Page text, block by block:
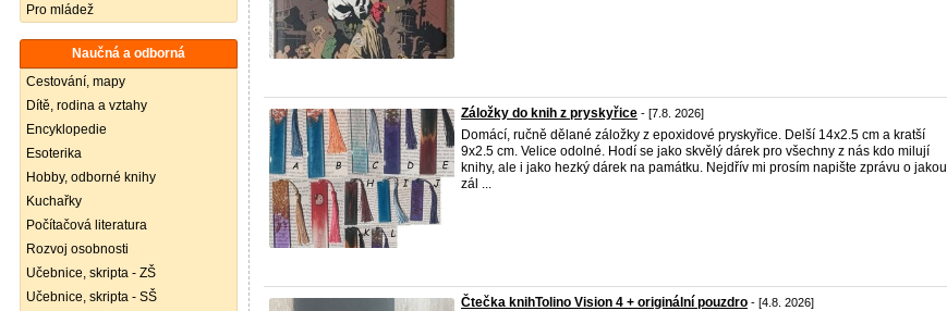
Pro mládež
Naučná a odborná
Cestování, mapy
Dítě, rodina a vztahy
Encyklopedie
Esoterika
Hobby, odborné knihy
Kuchařky
Počítačová literatura
Rozvoj osobnosti
Učebnice, skripta - ZŠ
Učebnice, skripta - SŠ
Záložky do knih z pryskyřice - [7.8. 2026]
Domácí, ručně dělané záložky z epoxidové pryskyřice. Delší 14x2.5 cm a kratší
9x2.5 cm. Velice odolné. Hodí se jako skvělý dárek pro všechny z nás kdo milují
knihy, ale i jako hezký dárek na památku. Nejdřív mi prosím napište zprávu o jakou
zál ...
Čtečka knihTolino Vision 4 + originální pouzdro - [4.8. 2026]